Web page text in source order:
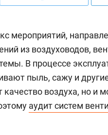
мероприятий,
из воздуховодов,
В процессе
пыль, сажу и
воздуха, но и
аудит систем